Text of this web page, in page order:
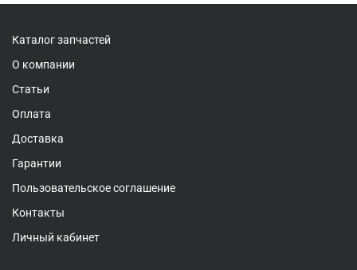
Каталог запчастей
О компании
Статьи
Оплата
Доставка
Гарантии
Пользовательское соглашение
Контакты
Личный кабинет